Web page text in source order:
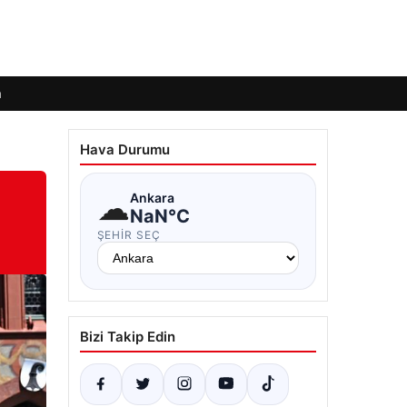
Hava Durumu
☁Ankara
NaN°C
ŞEHIR SEÇ
Bizi Takip Edin